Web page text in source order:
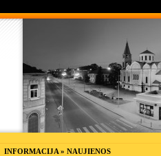
INFORMACIJA » NAUJIENOS